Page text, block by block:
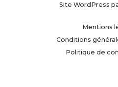
Site WordPress
Mentions
Conditions
Politique de